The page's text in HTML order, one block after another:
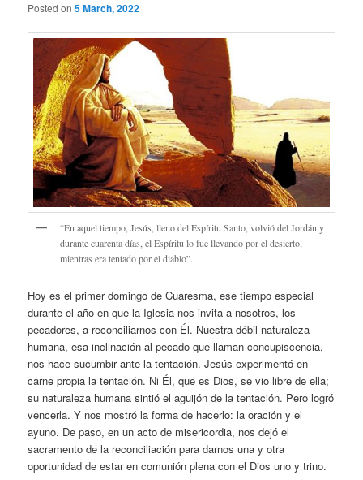
Posted on5 March, 2022
“En aquel tiempo, Jesús, lleno del Espíritu Santo, volvió del Jordán y
durante cuarenta días, el Espíritu lo fue llevando por el desierto,
mientras era tentado por el diablo”.
Hoy es el primer domingo de Cuaresma, ese tiempo especial
durante el año en que la Iglesia nos invita a nosotros, los
pecadores, a reconciliarnos con Él. Nuestra débil naturaleza
humana, esa inclinación al pecado que llaman concupiscencia,
nos hace sucumbir ante la tentación. Jesús experimentó en
carne propia la tentación. Ni Él, que es Dios, se vio libre de ella;
su naturaleza humana sintió el aguijón de la tentación. Pero logró
vencerla. Y nos mostró la forma de hacerlo: la oración y el
ayuno. De paso, en un acto de misericordia, nos dejó el
sacramento de la reconciliación para darnos una y otra
oportunidad de estar en comunión plena con el Dios uno y trino.